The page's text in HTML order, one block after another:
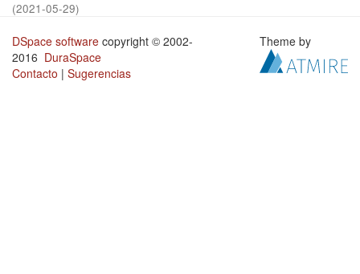
(2021-05-29)
DSpace software copyright © 2002-
2016 DuraSpace
Contacto | Sugerencias
Theme by